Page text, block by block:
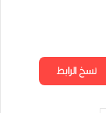
نسخ الرابط